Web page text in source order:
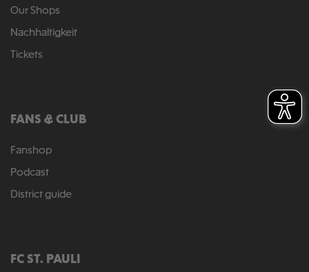
Our Shops
Nachhaltigkeit
Tickets
FANS & CLUB
Fanshop
Podcast
District guide
FC ST. PAULI